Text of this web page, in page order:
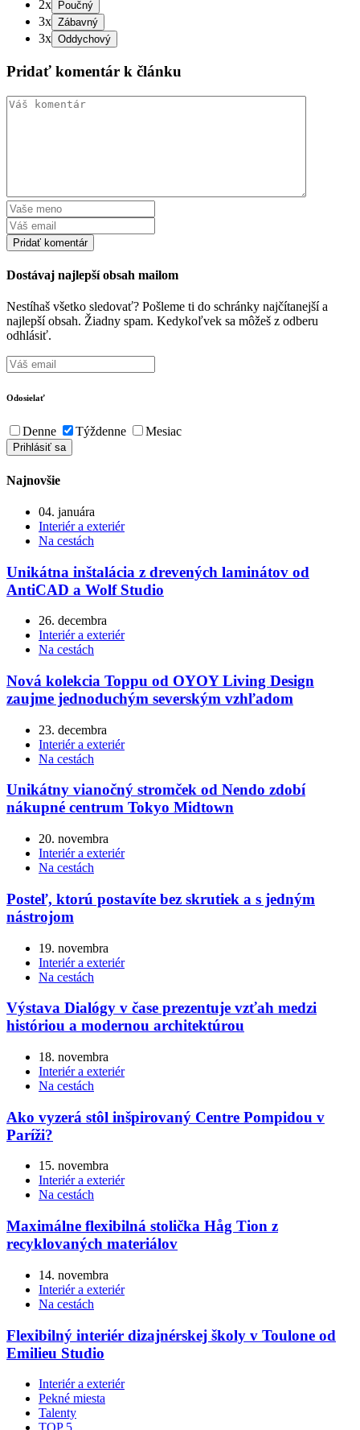
2x
3x
3x
Pridať komentár k článku
Dostávaj najlepší obsah mailom
Nestíhaš všetko sledovať? Pošleme ti do schránky najčítanejší a
najlepší obsah. Žiadny spam. Kedykoľvek sa môžeš z odberu
odhlásiť.
Odosielať
Denne Týždenne Mesiac
Najnovšie
04. januára
Interiér a exteriér
Na cestách
Unikátna inštalácia z drevených laminátov od
AntiCAD a Wolf Studio
26. decembra
Interiér a exteriér
Na cestách
Nová kolekcia Toppu od OYOY Living Design
zaujme jednoduchým severským vzhľadom
23. decembra
Interiér a exteriér
Na cestách
Unikátny vianočný stromček od Nendo zdobí
nákupné centrum Tokyo Midtown
20. novembra
Interiér a exteriér
Na cestách
Posteľ, ktorú postavíte bez skrutiek a s jedným
nástrojom
19. novembra
Interiér a exteriér
Na cestách
Výstava Dialógy v čase prezentuje vzťah medzi
históriou a modernou architektúrou
18. novembra
Interiér a exteriér
Na cestách
Ako vyzerá stôl inšpirovaný Centre Pompidou v
Paríži?
15. novembra
Interiér a exteriér
Na cestách
Maximálne flexibilná stolička Håg Tion z
recyklovaných materiálov
14. novembra
Interiér a exteriér
Na cestách
Flexibilný interiér dizajnérskej školy v Toulone od
Emilieu Studio
Interiér a exteriér
Pekné miesta
Talenty